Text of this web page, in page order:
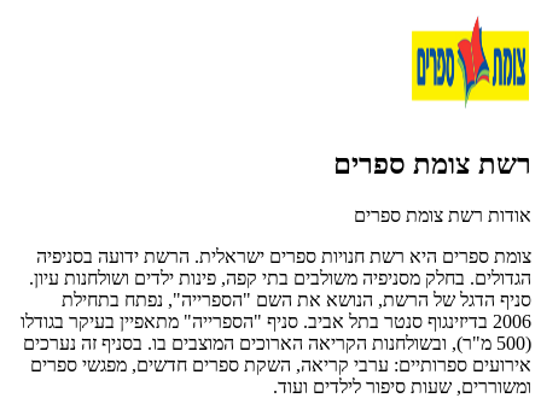
רשת צומת ספרים
אודות רשת צומת ספרים
צומת ספרים היא רשת חנויות ספרים ישראלית. הרשת ידועה בסניפיה
הגדולים. בחלק מסניפיה משולבים בתי קפה, פינות ילדים ושולחנות עיון.
סניף הדגל של הרשת, הנושא את השם "הספרייה", נפתח בתחילת
2006 בדיזינגוף סנטר בתל אביב. סניף "הספרייה" מתאפיין בעיקר בגודלו
(500 מ"ר), ובשולחנות הקריאה הארוכים המוצבים בו. בסניף זה נערכים
אירועים ספרותיים: ערבי קריאה, השקת ספרים חדשים, מפגשי ספרים
ומשוררים, שעות סיפור לילדים ועוד.